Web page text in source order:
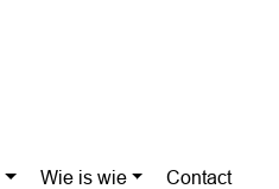
Wie is wie Contact